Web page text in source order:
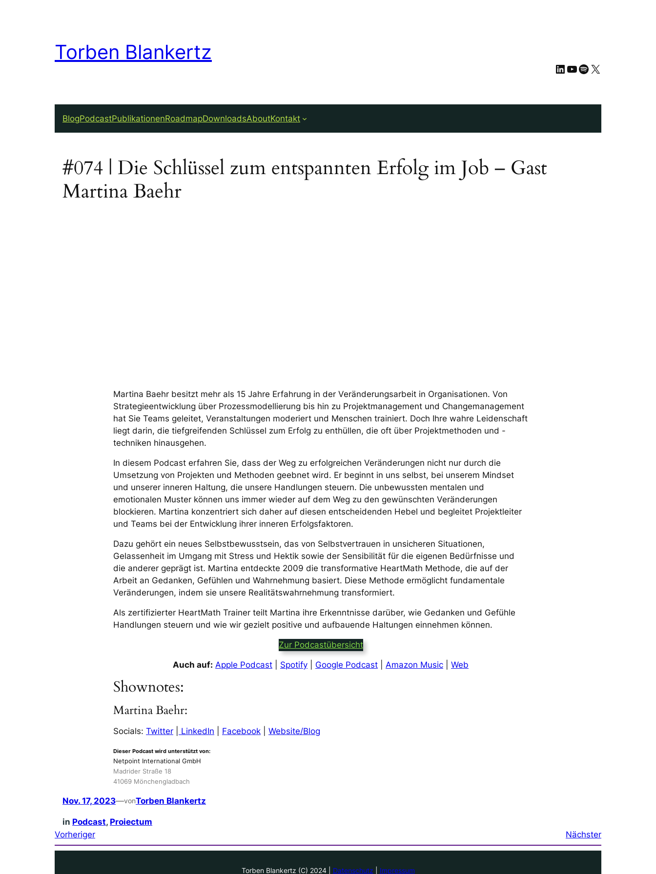
Torben Blankertz
LinkedIn
YouTube
Spotify
X
BlogPodcastPublikationenRoadmapDownloadsAboutKontakt
#074 | Die Schlüssel zum entspannten Erfolg im Job – Gast
Martina Baehr
Martina Baehr besitzt mehr als 15 Jahre Erfahrung in der Veränderungsarbeit in Organisationen. Von
Strategieentwicklung über Prozessmodellierung bis hin zu Projektmanagement und Changemanagement
hat Sie Teams geleitet, Veranstaltungen moderiert und Menschen trainiert. Doch Ihre wahre Leidenschaft
liegt darin, die tiefgreifenden Schlüssel zum Erfolg zu enthüllen, die oft über Projektmethoden und -
techniken hinausgehen.
In diesem Podcast erfahren Sie, dass der Weg zu erfolgreichen Veränderungen nicht nur durch die
Umsetzung von Projekten und Methoden geebnet wird. Er beginnt in uns selbst, bei unserem Mindset
und unserer inneren Haltung, die unsere Handlungen steuern. Die unbewussten mentalen und
emotionalen Muster können uns immer wieder auf dem Weg zu den gewünschten Veränderungen
blockieren. Martina konzentriert sich daher auf diesen entscheidenden Hebel und begleitet Projektleiter
und Teams bei der Entwicklung ihrer inneren Erfolgsfaktoren.
Dazu gehört ein neues Selbstbewusstsein, das von Selbstvertrauen in unsicheren Situationen,
Gelassenheit im Umgang mit Stress und Hektik sowie der Sensibilität für die eigenen Bedürfnisse und
die anderer geprägt ist. Martina entdeckte 2009 die transformative HeartMath Methode, die auf der
Arbeit an Gedanken, Gefühlen und Wahrnehmung basiert. Diese Methode ermöglicht fundamentale
Veränderungen, indem sie unsere Realitätswahrnehmung transformiert.
Als zertifizierter HeartMath Trainer teilt Martina ihre Erkenntnisse darüber, wie Gedanken und Gefühle
Handlungen steuern und wie wir gezielt positive und aufbauende Haltungen einnehmen können.
Zur Podcastübersicht
Auch auf: Apple Podcast Spotify Google Podcast Amazon Music Web
Shownotes:
Martina Baehr:
Socials: Twitter LinkedIn Facebook Website/Blog
Dieser Podcast wird unterstützt von:
Netpoint International GmbH
Madrider Straße 18
41069 Mönchengladbach
Nov. 17, 2023—vonTorben Blankertz
in Podcast, Proiectum
Vorheriger
Nächster
Torben Blankertz (C) 2024 | Datenschutz Impressum